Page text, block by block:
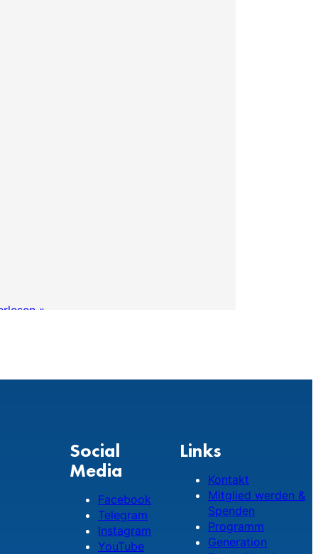
»
Social
Media
Facebook
Telegram
Instagram
YouTube
Links
Kontakt
Mitglied werden &
Spenden
Programm
Generation